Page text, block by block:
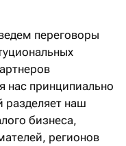
переговоры
нас принципиально
разделяет наш
бизнеса,
регионов